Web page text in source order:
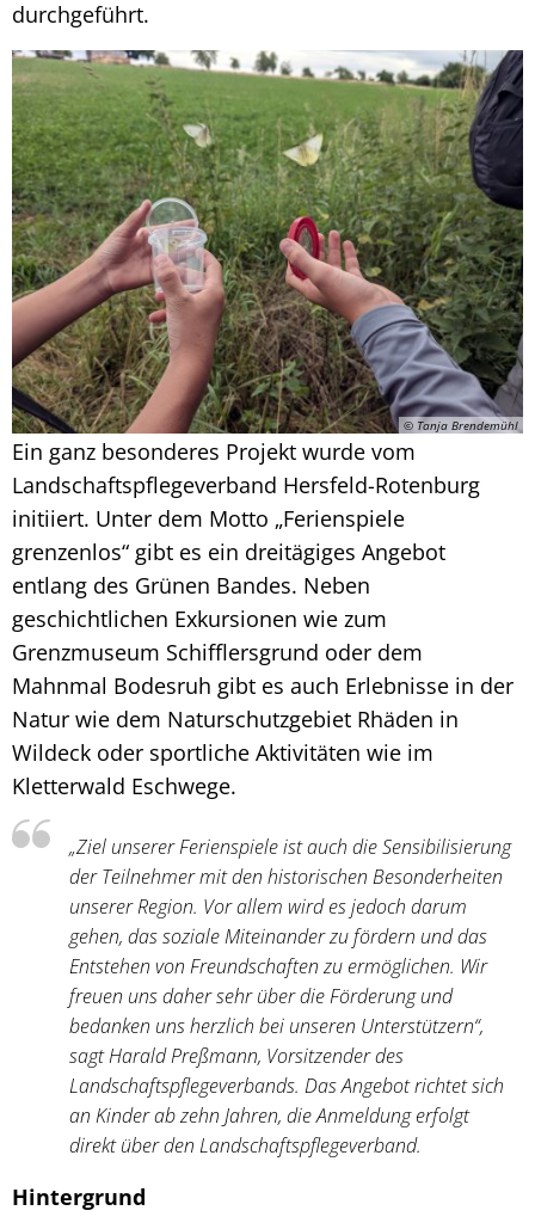
durchgeführt.
© Tanja Brendemühl
Ein ganz besonderes Projekt wurde vom
Landschaftspflegeverband Hersfeld-Rotenburg
initiiert. Unter dem Motto „Ferienspiele
grenzenlos“ gibt es ein dreitägiges Angebot
entlang des Grünen Bandes. Neben
geschichtlichen Exkursionen wie zum
Grenzmuseum Schifflersgrund oder dem
Mahnmal Bodesruh gibt es auch Erlebnisse in der
Natur wie dem Naturschutzgebiet Rhäden in
Wildeck oder sportliche Aktivitäten wie im
Kletterwald Eschwege.
„Ziel unserer Ferienspiele ist auch die Sensibilisierung
der Teilnehmer mit den historischen Besonderheiten
unserer Region. Vor allem wird es jedoch darum
gehen, das soziale Miteinander zu fördern und das
Entstehen von Freundschaften zu ermöglichen. Wir
freuen uns daher sehr über die Förderung und
bedanken uns herzlich bei unseren Unterstützern“,
sagt Harald Preßmann, Vorsitzender des
Landschaftspflegeverbands. Das Angebot richtet sich
an Kinder ab zehn Jahren, die Anmeldung erfolgt
direkt über den Landschaftspflegeverband.
Hintergrund